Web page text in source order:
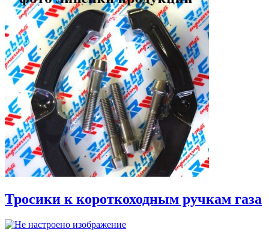
Тросики к короткоходным ручкам газа